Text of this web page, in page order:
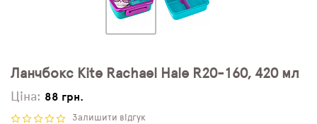
Ланчбокс Kite Rachael Hale R20-160, 420 мл
Ціна: 88 грн.
Залишити відгук